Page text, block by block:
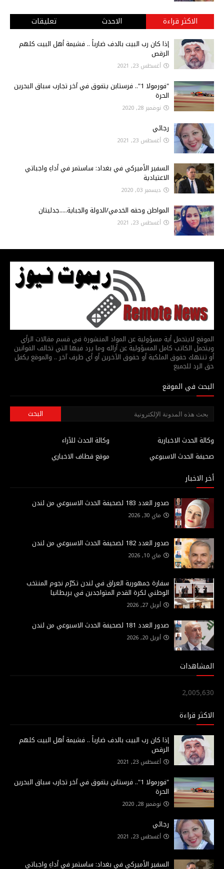
الاكثر قراءة الاحدث تعليقات
إذا كان رب البيت بالدف ضارباً .. فشيمة أهل البيت كلهم
الرقص
أغسطس 23, 2021
"فورمولا 1".. فرستابن يتفوق في آخر تجارب سباق البحرين
الحرة
نوفمبر 28, 2020
رجائي
أغسطس 23, 2021
السفير الأميركي في بغداد: ساستمر في أداءِ واجباتي
الاعتيادية
ديسمبر 03, 2020
المواطن وحقه الخدمي/الدولة والجباية.....جدليتان
أغسطس 23, 2021
الموقع لايتحمل أية مسؤولية عن المواد المنشورة في قسم مقالات الرأي
ويتحمل الكاتب كامل المسؤولية عن أرائه وما يرد فيها التي تخالف القوانين
أو تنتهك حقوق الملكية أو حقوق الآخرين أو أي طرف آخر .. والموقع يكفل
حق الرد للجميع
البحث في الموقع
وكالة الحدث للآراء
وكالة الحدث الاخبارية
موقع قطاف الاخباري
صحيفة الحدث الاسبوعي
أخر الاخبار
صدور العدد 183 لصحيفة الحدث الاسبوعي من لندن
ماي 30, 2026
صدور العدد 182 لصحيفة الحدث الاسبوعي من لندن
ماي 10, 2026
سفارة جمهورية العراق في لندن تكرّم نجوم المنتخب
الوطني لكرة القدم المتواجدين في بريطانيا
أبريل 27, 2026
صدور العدد 181 لصحيفة الحدث الاسبوعي من لندن
أبريل 20, 2026
المشاهدات
2,005,630
الاكثر قراءة
إذا كان رب البيت بالدف ضارباً .. فشيمة أهل البيت كلهم
الرقص
أغسطس 23, 2021
"فورمولا 1".. فرستابن يتفوق في آخر تجارب سباق البحرين
الحرة
نوفمبر 28, 2020
رجائي
أغسطس 23, 2021
السفير الأميركي في بغداد: ساستمر في أداءِ واجباتي